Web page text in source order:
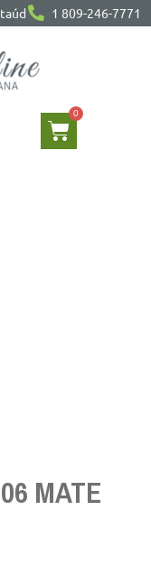
1 809-246-7771
MATE